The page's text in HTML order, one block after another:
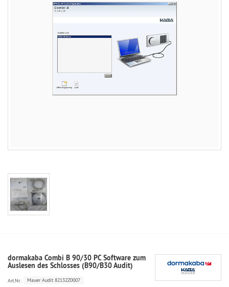
dormakaba Combi B 90/30 PC Software zum
Auslesen des Schlosses (B90/B30 Audit)
Art.Nr.: Mauer Audit 82132Z0007